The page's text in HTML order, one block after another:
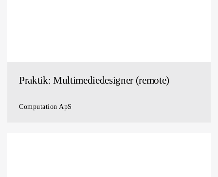
Praktik: Multimediedesigner (remote)
Computation ApS